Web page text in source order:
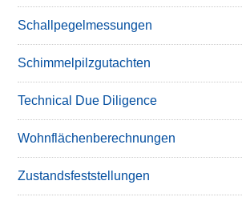
Schallpegelmessungen
Schimmelpilzgutachten
Technical Due Diligence
Wohnflächenberechnungen
Zustandsfeststellungen